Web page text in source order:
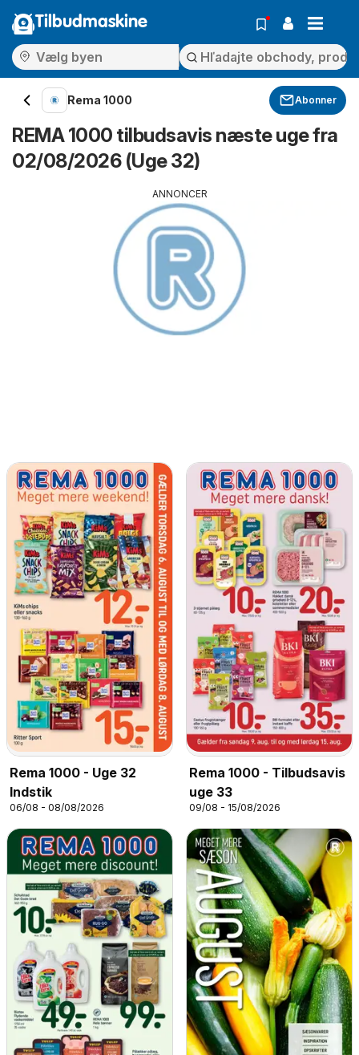
Tilbudmaskine
Rema 1000 Abonner
REMA 1000 tilbudsavis næste uge fra
02/08/2026 (Uge 32)
ANNONCER
Rema 1000 - Uge 32
Indstik
06/08 - 08/08/2026
Rema 1000 - Tilbudsavis
uge 33
09/08 - 15/08/2026